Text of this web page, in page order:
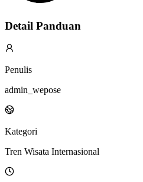
Detail Panduan
Penulis
admin_wepose
Kategori
Tren Wisata Internasional